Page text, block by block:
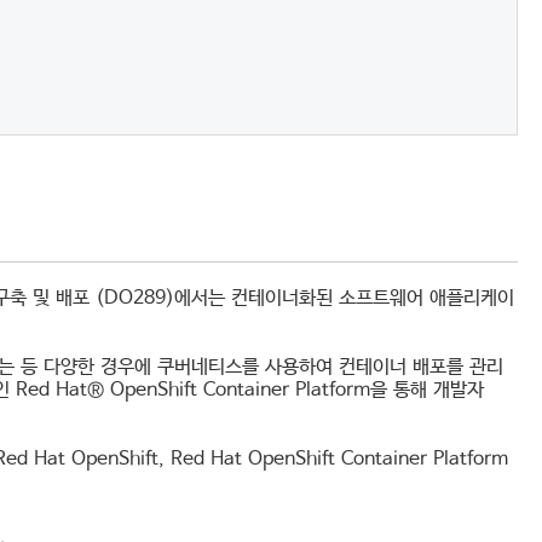
및 배포 (DO289)에서는 컨테이너화된 소프트웨어 애플리케이
등 다양한 경우에 쿠버네티스를 사용하여 컨테이너 배포를 관리
인 Red Hat® OpenShift Container Platform을 통해 개발자
Hat OpenShift, Red Hat OpenShift Container Platform